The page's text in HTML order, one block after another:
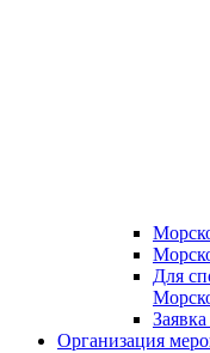
Для
Организация